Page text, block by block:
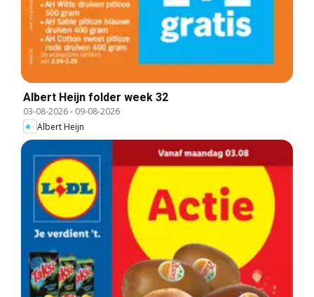
Albert Heijn folder week 32
03-08-2026- 09-08-2026
Albert Heijn